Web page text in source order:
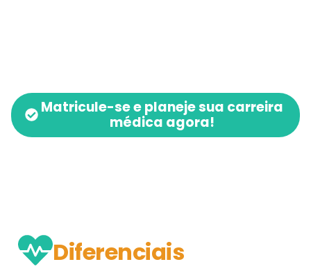
Matricule-se e planeje sua carreira
médica agora!
Diferenciais